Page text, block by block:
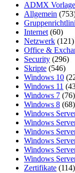
ADMX
Allgemein
Internet(60)
Netzwerk (121)
Office &
Security (296)
Skripte (546)
Windows 10
Windows 11
Windows 7 (76)
Windows 8 (68)
Windows
Windows
Windows
Windows
Windows
Windows
Zertifikate (114)